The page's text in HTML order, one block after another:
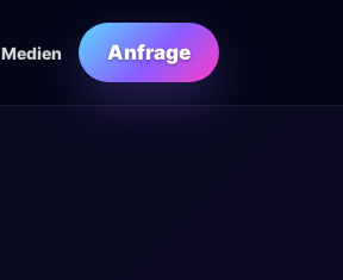
Medien Anfrage